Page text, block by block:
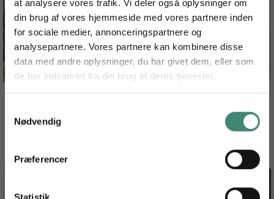
at analysere vores trafik. Vi deler også oplysninger om
din brug af vores hjemmeside med vores partnere inden
for sociale medier, annonceringspartnere og
analysepartnere. Vores partnere kan kombinere disse
data med andre oplysninger, du har givet dem, eller som
de har indsamlet fra din brug af deres tjenester.
Nødvendig
Præferencer
DKK 186,25
Email
*Ved at tilmelde dig vores nyhedsbrev accepterer du vores persondatapolitik, og du giver